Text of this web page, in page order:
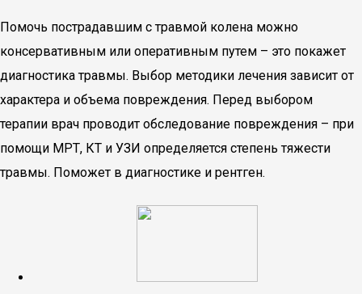
Помочь пострадавшим с травмой колена можно
консервативным или оперативным путем – это покажет
диагностика травмы. Выбор методики лечения зависит от
характера и объема повреждения. Перед выбором
терапии врач проводит обследование повреждения – при
помощи МРТ, КТ и УЗИ определяется степень тяжести
травмы. Поможет в диагностике и рентген.